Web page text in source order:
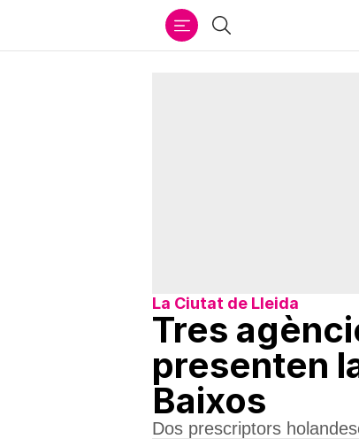
Cercar
La Ciutat de Lleida
Tres
presenten
Baixos
Dos prescriptors